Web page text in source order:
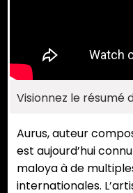
Visionnez le résumé
Aurus, auteur
est aujourd’hui
maloya à de
internationales.